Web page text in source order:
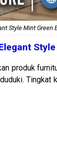
Style Mint Green
produk